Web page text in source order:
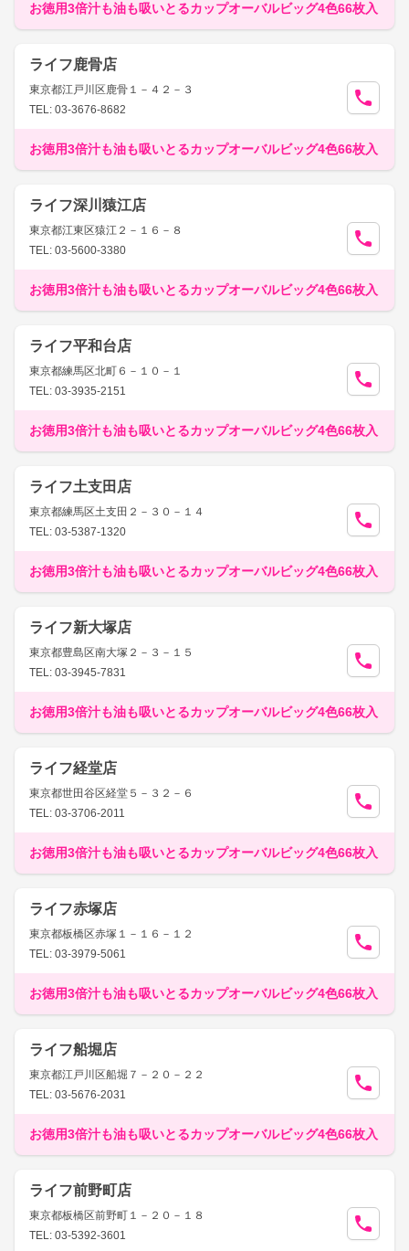
お徳用3倍汁も油も吸いとるカップオーバルビッグ4色66枚入
ライフ鹿骨店
東京都江戸川区鹿骨１－４２－３
TEL: 03-3676-8682
お徳用3倍汁も油も吸いとるカップオーバルビッグ4色66枚入
ライフ深川猿江店
東京都江東区猿江２－１６－８
TEL: 03-5600-3380
お徳用3倍汁も油も吸いとるカップオーバルビッグ4色66枚入
ライフ平和台店
東京都練馬区北町６－１０－１
TEL: 03-3935-2151
お徳用3倍汁も油も吸いとるカップオーバルビッグ4色66枚入
ライフ土支田店
東京都練馬区土支田２－３０－１４
TEL: 03-5387-1320
お徳用3倍汁も油も吸いとるカップオーバルビッグ4色66枚入
ライフ新大塚店
東京都豊島区南大塚２－３－１５
TEL: 03-3945-7831
お徳用3倍汁も油も吸いとるカップオーバルビッグ4色66枚入
ライフ経堂店
東京都世田谷区経堂５－３２－６
TEL: 03-3706-2011
お徳用3倍汁も油も吸いとるカップオーバルビッグ4色66枚入
ライフ赤塚店
東京都板橋区赤塚１－１６－１２
TEL: 03-3979-5061
お徳用3倍汁も油も吸いとるカップオーバルビッグ4色66枚入
ライフ船堀店
東京都江戸川区船堀７－２０－２２
TEL: 03-5676-2031
お徳用3倍汁も油も吸いとるカップオーバルビッグ4色66枚入
ライフ前野町店
東京都板橋区前野町１－２０－１８
TEL: 03-5392-3601